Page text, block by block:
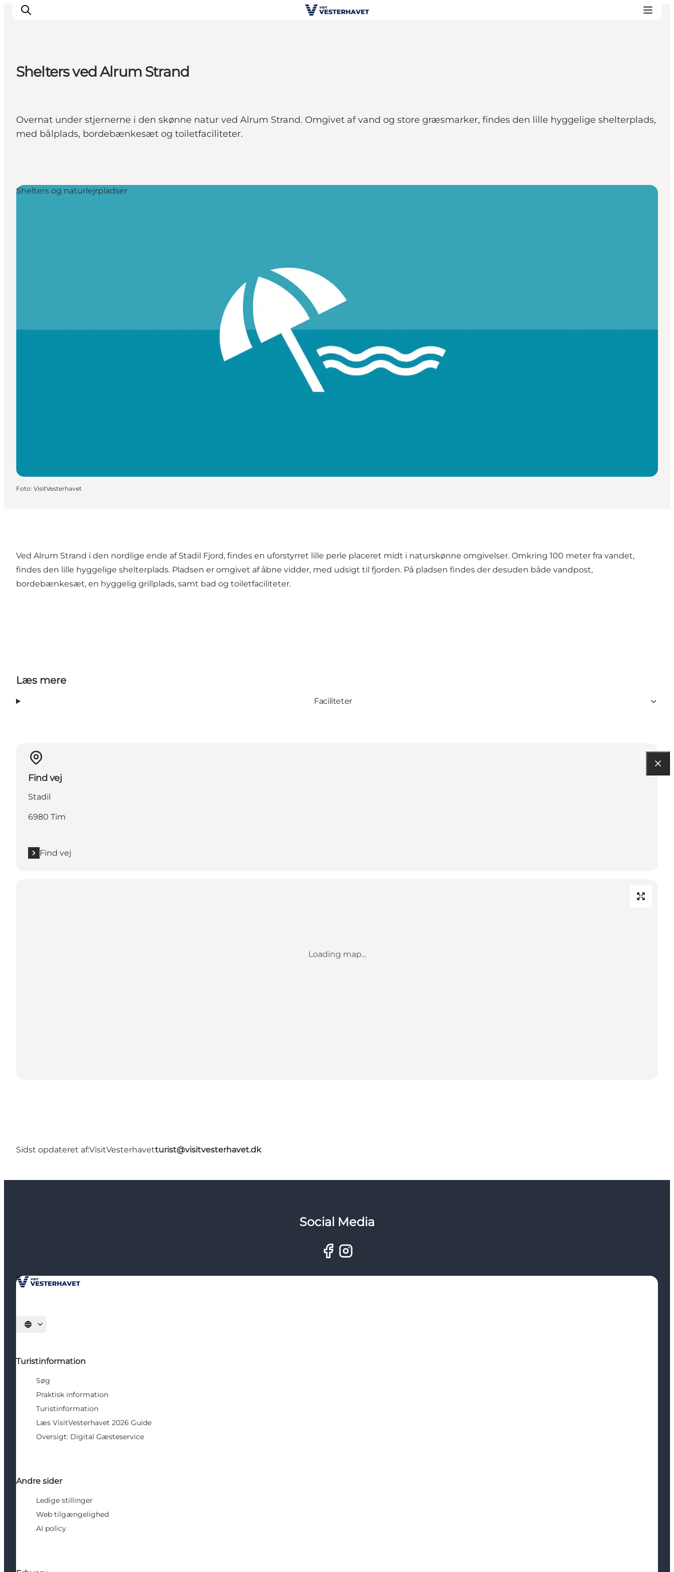
Vores Byer
Mad & Overnatning
Køb billet
Shelters ved Alrum Strand
Overnat under stjernerne i den skønne natur ved Alrum Strand. Omgivet af vand og store græsmarker, findes den lille hyggelige shelterplads,
med bålplads, bordebænkesæt og toiletfaciliteter.
Shelters og naturlejrpladser
Foto: VisitVesterhavet
Ved Alrum Strand i den nordlige ende af Stadil Fjord, findes en uforstyrret lille perle placeret midt i naturskønne omgivelser. Omkring 100 meter fra vandet,
findes den lille hyggelige shelterplads. Pladsen er omgivet af åbne vidder, med udsigt til fjorden. På pladsen findes der desuden både vandpost,
bordebænkesæt, en hyggelig grillplads, samt bad og toiletfaciliteter.
Læs mere
Faciliteter
Find vej
Stadil
6980 Tim
Find vej
Loading map...
Sidst opdateret af:VisitVesterhavetturist@visitvesterhavet.dk
Social Media
Vælg sprog
Turistinformation
Søg
Praktisk information
Turistinformation
Læs VisitVesterhavet 2026 Guide
Oversigt: Digital Gæsteservice
Andre sider
Ledige stillinger
Web tilgængelighed
AI policy